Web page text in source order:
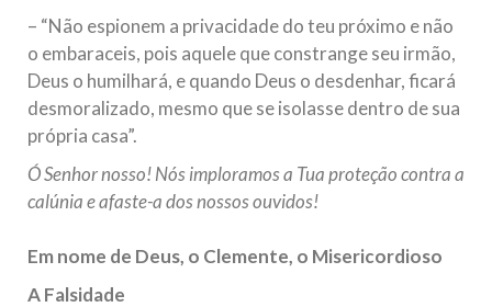
– “Não espionem a privacidade do teu próximo e não
o embaraceis, pois aquele que constrange seu irmão,
Deus o humilhará, e quando Deus o desdenhar, ficará
desmoralizado, mesmo que se isolasse dentro de sua
própria casa”.
Ó Senhor nosso! Nós imploramos a Tua proteção contra a
calúnia e afaste-a dos nossos ouvidos!
Em nome de Deus, o Clemente, o Misericordioso
A Falsidade